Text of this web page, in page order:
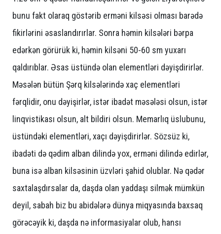
bunu fakt olaraq göstərib erməni kilsəsi olması barədə
fikirlərini əsaslandırırlar. Sonra həmin kilsələri bərpa
edərkən görürük ki, həmin kilsəni 50-60 sm yuxarı
qaldırıblar. Əsas üstündə olan elementləri dəyişdirirlər.
Məsələn bütün Şərq kilsələrində xaç elementləri
fərqlidir, onu dəyişirlər, istər ibadət məsələsi olsun, istər
linqvistikası olsun, alt bildiri olsun. Memarlıq üslubunu,
üstündəki elementləri, xaçı dəyişdirirlər. Sözsüz ki,
ibadəti də qədim alban dilində yox, erməni dilində edirlər,
buna isə alban kilsəsinin üzvləri şahid olublar. Nə qədər
saxtalaşdırsalar da, daşda olan yaddaşı silmək mümkün
deyil, sabah biz bu abidələrə dünya miqyasında baxsaq
görəcəyik ki, daşda nə informasiyalar olub, hansı